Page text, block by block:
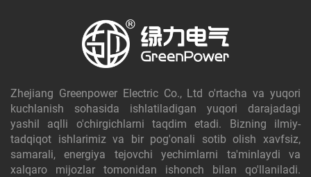
Zhejiang Greenpower Electric Co., Ltd o'rtacha va yuqori
kuchlanish sohasida ishlatiladigan yuqori darajadagi
yashil aqlli o'chirgichlarni taqdim etadi. Bizning ilmiy-
tadqiqot ishlarimiz va bir pog'onali sotib olish xavfsiz,
samarali, energiya tejovchi yechimlarni ta'minlaydi va
xalqaro mijozlar tomonidan ishonch bilan qo'llaniladi.